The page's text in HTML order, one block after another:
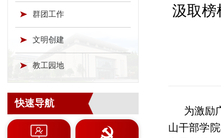
教研成
群团工作
文明创建
教工园地
快速导航
汲取
为激励
山干部学